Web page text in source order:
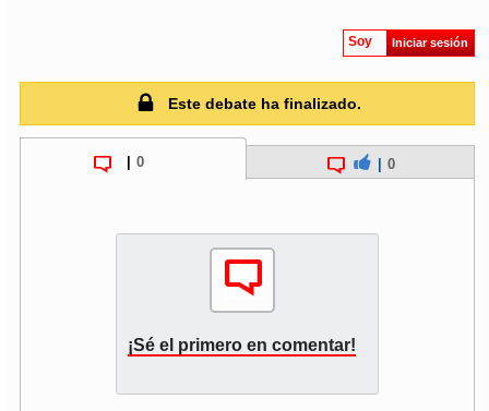
Soy Iniciar sesión
Este debate ha finalizado.
| 0 0
¡Sé el primero en comentar!